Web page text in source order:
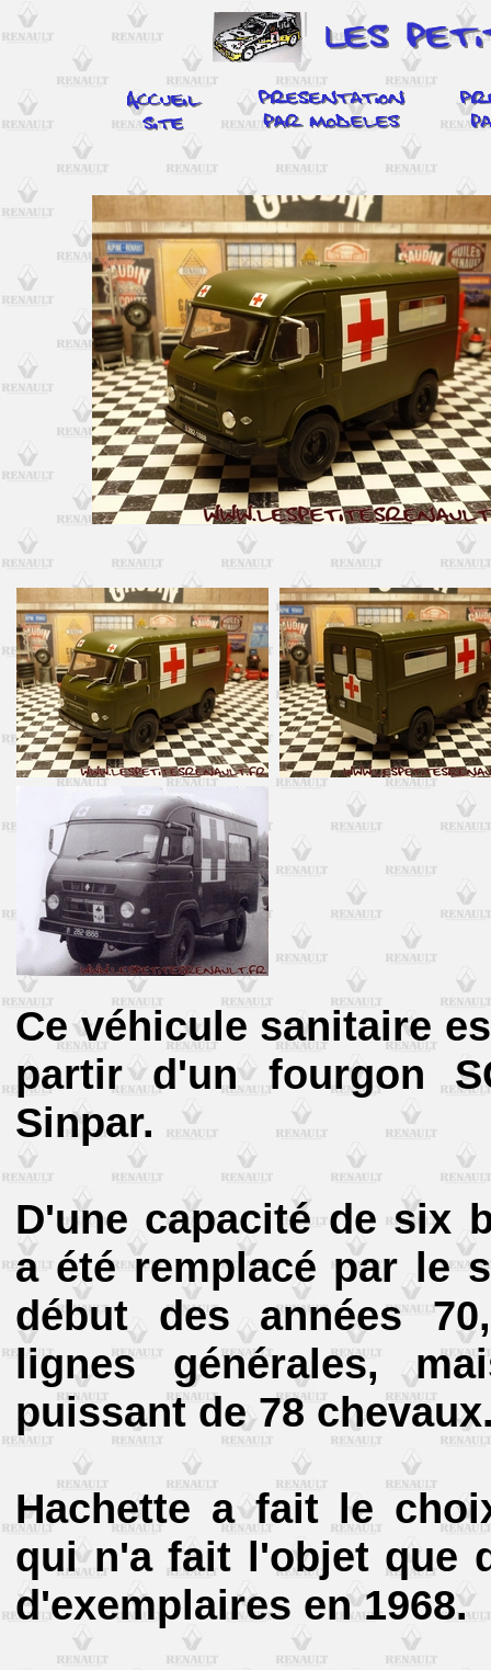
Ce véhicule sanitaire
partir d'un fourgon
Sinpar.
D'une capacité de six
a été remplacé par le
début des années
lignes générales,
puissant de 78
Hachette a fait le
qui n'a fait l'objet que
d'exemplaires en 1968.